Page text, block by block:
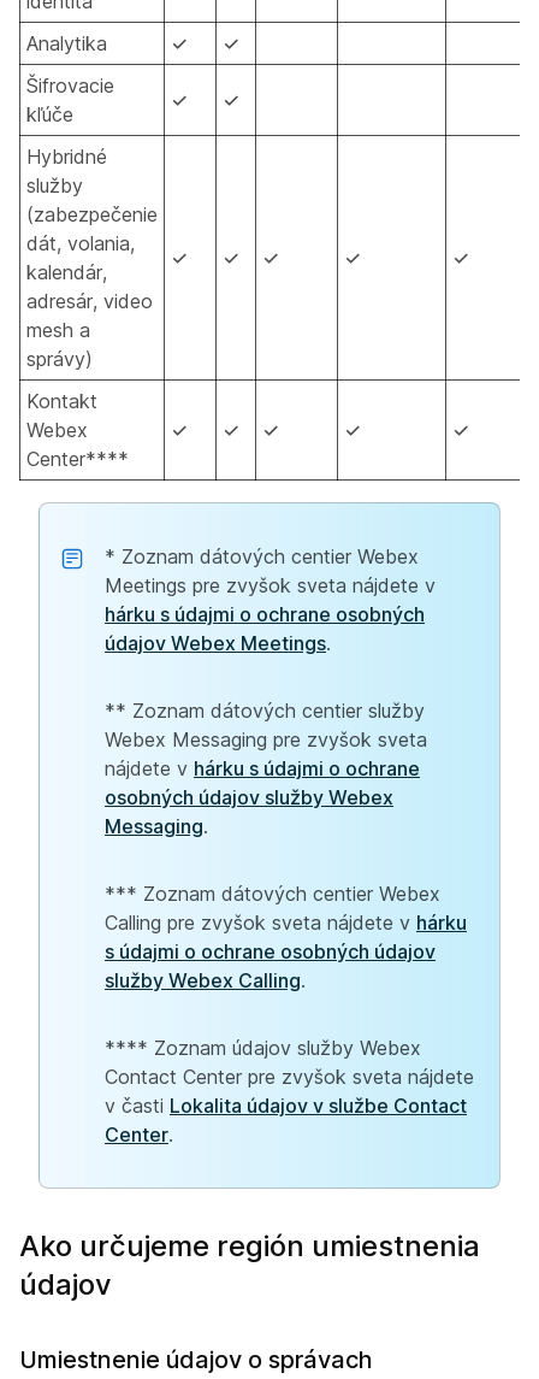
Analytika
✓
✓
Šifrovacie
kľúče
✓ ✓
Hybridné
služby
(zabezpečenie
dát, volania,
kalendár,
adresár, video
mesh a
správy)
✓ ✓ ✓ ✓ ✓
Kontakt
Webex
Center****
✓ ✓ ✓ ✓ ✓
* Zoznam dátových centier Webex
Meetings pre zvyšok sveta nájdete v
hárku s údajmi o ochrane osobných
údajov Webex Meetings.
** Zoznam dátových centier služby
Webex Messaging pre zvyšok sveta
nájdete v hárku s údajmi o ochrane
osobných údajov služby Webex
Messaging.
*** Zoznam dátových centier Webex
Calling pre zvyšok sveta nájdete v hárku
s údajmi o ochrane osobných údajov
služby Webex Calling.
**** Zoznam údajov služby Webex
Contact Center pre zvyšok sveta nájdete
v časti Lokalita údajov v službe Contact
Center.
Ako určujeme región umiestnenia
údajov
Umiestnenie údajov o správach